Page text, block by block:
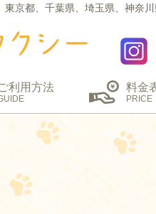
東京都、千葉県、埼玉県、神奈
利用方法 料金
PRICE